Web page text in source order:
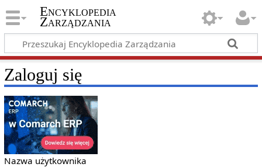
Encyklopedia
Zarządzania
Zaloguj się
Nazwa użytkownika